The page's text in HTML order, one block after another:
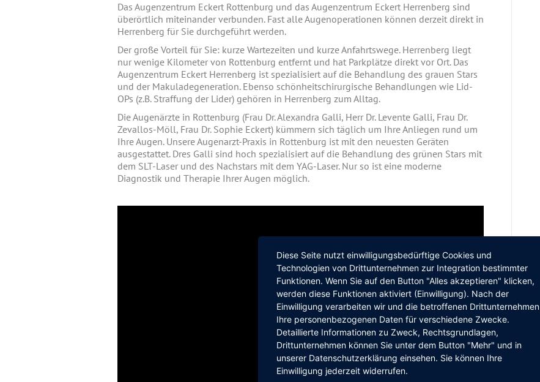
Das Augenzentrum Eckert Rottenburg und das Augenzentrum Eckert Herrenberg sind
überörtlich miteinander verbunden. Fast alle Augenoperationen können derzeit direkt in
Herrenberg für Sie durchgeführt werden.
Der große Vorteil für Sie: kurze Wartezeiten und kurze Anfahrtswege. Herrenberg liegt
nur wenige Kilometer von Rottenburg entfernt und hat Parkplätze direkt vor Ort. Das
Augenzentrum Eckert Herrenberg ist spezialisiert auf die Behandlung des grauen Stars
und der Makuladegeneration. Ebenso schönheitschirurgische Behandlungen wie Lid-
OPs (z.B. Straffung der Lider) gehören in Herrenberg zum Alltag.
Die Augenärzte in Rottenburg (Frau Dr. Alexandra Galli, Herr Dr. Levente Galli, Frau Dr.
Zevallos-Möll, Frau Dr. Sophie Eckert) kümmern sich täglich um Ihre Anliegen rund um
Ihre Augen. Unsere Augenarzt-Praxis in Rottenburg ist mit den neuesten Geräten
ausgestattet. Dres Galli sind hoch spezialisiert auf die Behandlung des grünen Stars mit
dem SLT-Laser und des Nachstars mit dem YAG-Laser. Nur so ist eine moderne
Diagnostik und Therapie Ihrer Augen möglich.
Diese Seite nutzt einwilligungsbedürftige Cookies und
Technologien von Drittunternehmen zur Integration bestimmter
Funktionen. Wenn Sie auf den Button "Alles akzeptieren" klicken,
werden diese Funktionen aktiviert (Einwilligung). Nach der
Einwilligung verarbeiten wir und die betroffenen Drittunternehmen
Ihre personenbezogenen Daten für verschiedene Zwecke.
Detaillierte Informationen zu Zweck, Rechtsgrundlagen,
Drittunternehmen können Sie unter dem Button "Mehr" und in
unserer Datenschutzerklärung einsehen. Sie können Ihre
Einwilligung jederzeit widerrufen.